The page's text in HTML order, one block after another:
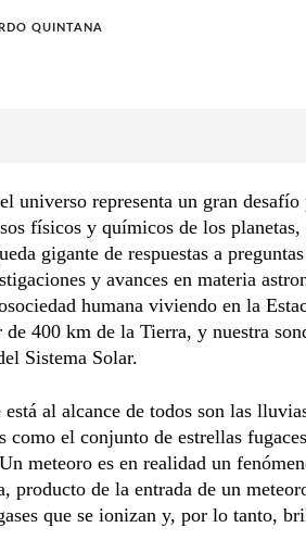
QUINTANA
universo representa un gran
físicos y químicos de los
gigante de respuestas a
y avances en materia
humana viviendo en la
de 400 km de la Tierra, y nuestra
Sistema Solar.
al alcance de todos son las
como el conjunto de estrellas
meteoro es en realidad un
producto de la entrada de un
que se ionizan y, por lo tanto,